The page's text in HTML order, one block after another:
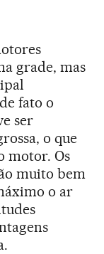
grade, mas
fato o
ser
o que
motor. Os
muito bem
o ar